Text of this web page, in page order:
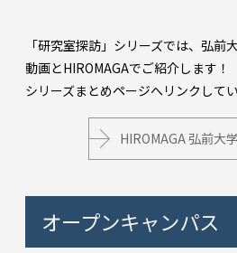
「研究室探訪」シリーズでは、弘前
動画とHIROMAGAでご紹介します！
シリーズまとめページへリンクしてい
HIROMAGA 弘前大
オープンキャンパス